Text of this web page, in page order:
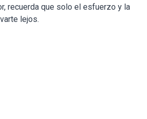
recuerda que solo el esfuerzo y la
lejos.